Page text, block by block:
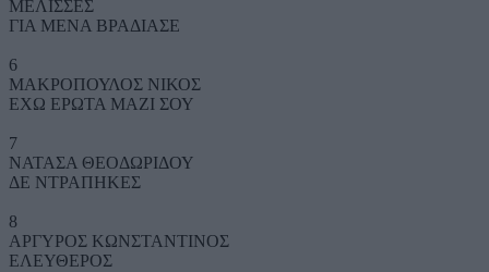
ΜΕΛΙΣΣΕΣ
ΓΙΑ ΜΕΝΑ ΒΡΑΔΙΑΣΕ
6
ΜΑΚΡΟΠΟΥΛΟΣ ΝΙΚΟΣ
ΕΧΩ ΕΡΩΤΑ ΜΑΖΙ ΣΟΥ
7
ΝΑΤΑΣΑ ΘΕΟΔΩΡΙΔΟΥ
ΔΕ ΝΤΡΑΠΗΚΕΣ
8
ΑΡΓΥΡΟΣ ΚΩΝΣΤΑΝΤΙΝΟΣ
ΕΛΕΥΘΕΡΟΣ